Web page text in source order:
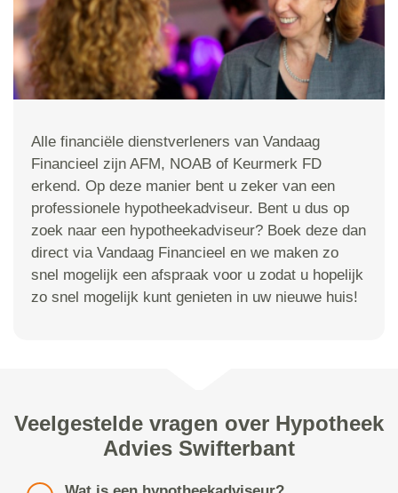
Alle financiële dienstverleners van Vandaag
Financieel zijn AFM, NOAB of Keurmerk FD
erkend. Op deze manier bent u zeker van een
professionele hypotheekadviseur. Bent u dus op
zoek naar een hypotheekadviseur? Boek deze dan
direct via Vandaag Financieel en we maken zo
snel mogelijk een afspraak voor u zodat u hopelijk
zo snel mogelijk kunt genieten in uw nieuwe huis!
Veelgestelde vragen over Hypotheek
Advies Swifterbant